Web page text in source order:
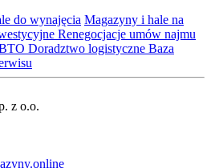
do wynajęcia Magazyny i hale na
Renegocjacje umów najmu
Doradztwo logistyczne Baza
z o.o.